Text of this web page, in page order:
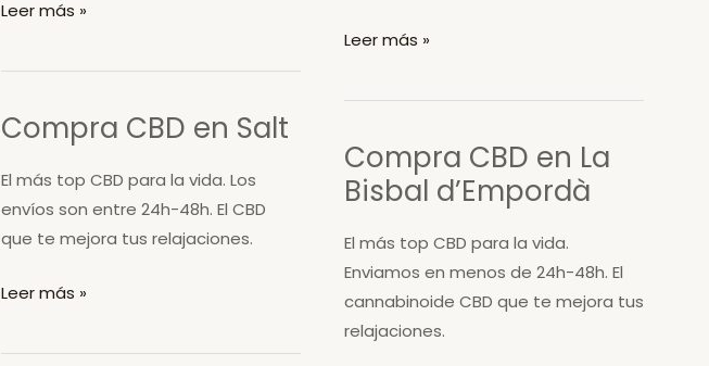
Compra
en
Leer más »
Compra
en
Leer más »
Compra CBD en Salt
El más top CBD para la vida. Los
envíos son entre 24h-48h. El CBD
que te mejora tus relajaciones.
Compra
en
Leer más »
Compra CBD en La
Bisbal d’Empordà
El más top CBD para la vida.
Enviamos en menos de 24h-48h. El
cannabinoide CBD que te mejora tus
relajaciones.